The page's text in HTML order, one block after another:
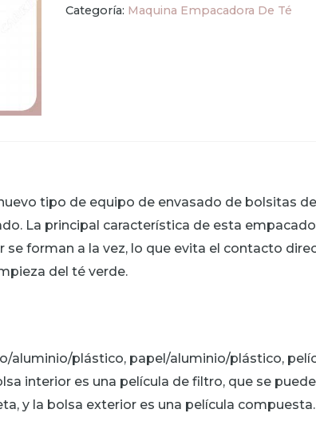
Categoría: Maquina Empacadora De Té
tipo de equipo de envasado de bolsitas
La principal característica de esta
se forman a la vez, lo que evita el contacto
del té verde.
aluminio/plástico, papel/aluminio/plástico,
interior es una película de filtro, que se puede
y la bolsa exterior es una película compuesta.